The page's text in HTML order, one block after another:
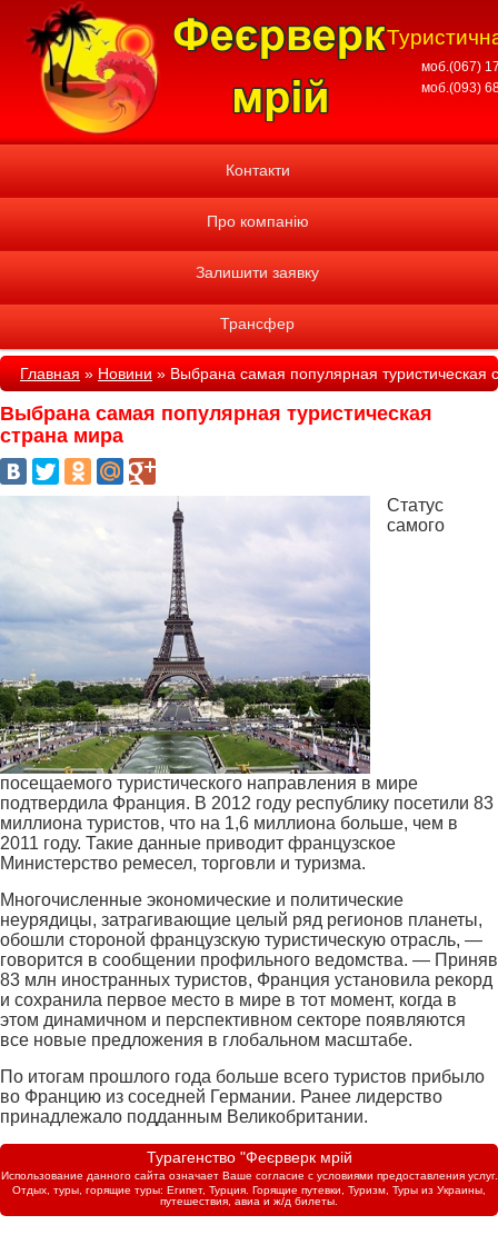
моб.(067)
моб.(093)
Контакти
Про компанію
Залишити заявку
Трансфер
Главная»Новини»Выбрана самая популярная туристическая
Выбрана самая популярная туристическая
страна мира
Статус
самого
посещаемого туристического направления в мире
подтвердила Франция. В 2012 году республику посетили 83
миллиона туристов, что на 1,6 миллиона больше, чем в
2011 году. Такие данные приводит французское
Министерство ремесел, торговли и туризма.
Многочисленные экономические и политические
неурядицы, затрагивающие целый ряд регионов планеты,
обошли стороной французскую туристическую отрасль, —
говорится в сообщении профильного ведомства. — Приняв
83 млн иностранных туристов, Франция установила рекорд
и сохранила первое место в мире в тот момент, когда в
этом динамичном и перспективном секторе появляются
все новые предложения в глобальном масштабе.
По итогам прошлого года больше всего туристов прибыло
во Францию из соседней Германии. Ранее лидерство
принадлежало подданным Великобритании.
Турагенство "Феєрверк мрій
Использование данного сайта означает Ваше согласие с условиями предоставления услуг.
Отдых, туры, горящие туры: Египет, Турция. Горящие путевки, Туризм, Туры из Украины,
путешествия, авиа и ж/д билеты.